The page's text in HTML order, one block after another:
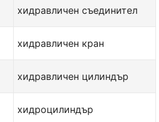
хидравличен съединител
хидравличен кран
хидравличен цилиндър
хидроцилиндър